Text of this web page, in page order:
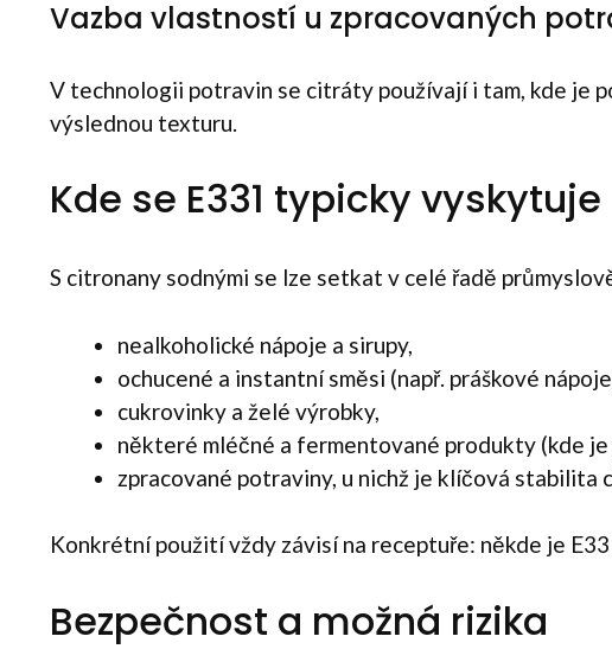
Vazba vlastností u zpracovaných
V technologii potravin se citráty používají i tam, kde je
výslednou texturu.
Kde se E331 typicky vyskytuje
S citronany sodnými se lze setkat v celé řadě
nealkoholické nápoje a sirupy,
ochucené a instantní směsi (např. práškové
cukrovinky a želé výrobky,
některé mléčné a fermentované produkty (kde
zpracované potraviny, u nichž je klíčová stabilita
Konkrétní použití vždy závisí na receptuře: někde je
Bezpečnost a možná rizika